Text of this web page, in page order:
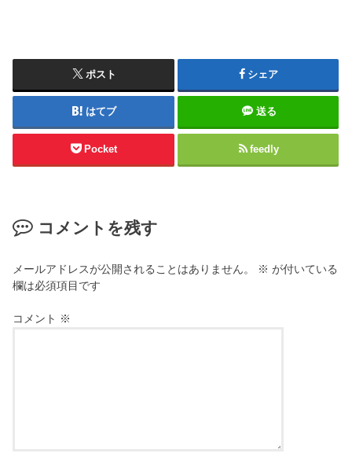
ポスト シェア
はてブ 送る
Pocket feedly
コメントを残す
メールアドレスが公開されることはありません。 ※ が付いている
欄は必須項目です
コメント ※